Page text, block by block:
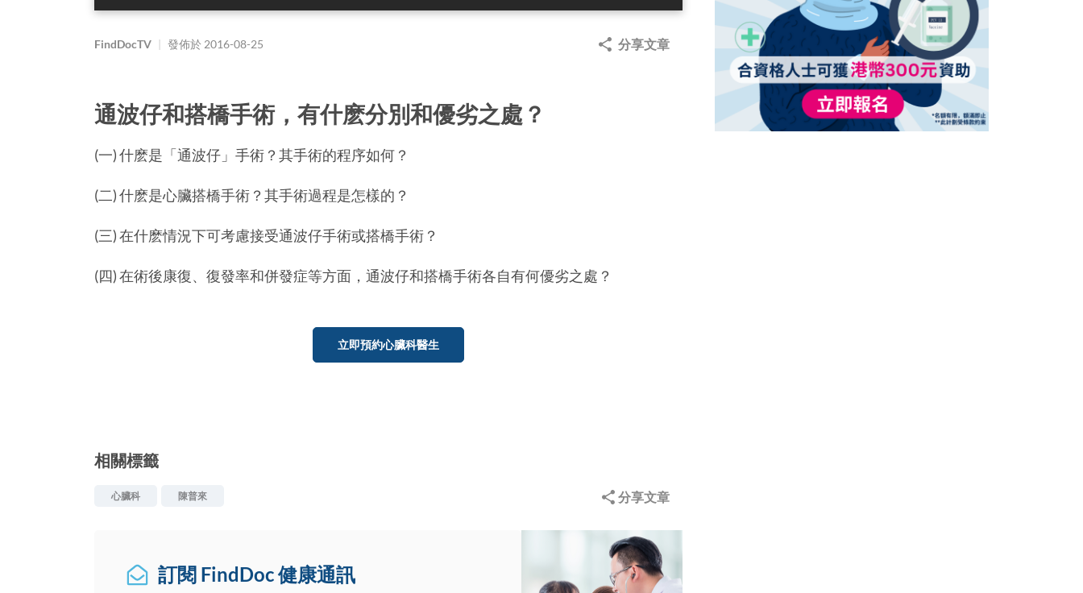
FindDocTV | 發佈於 2016-08-25 分享文章
通波仔和搭橋手術，有什麽分別和優劣之處？
(一) 什麽是「通波仔」手術？其手術的程序如何？
(二) 什麽是心臟搭橋手術？其手術過程是怎樣的？
(三) 在什麽情況下可考慮接受通波仔手術或搭橋手術？
(四) 在術後康復、復發率和併發症等方面，通波仔和搭橋手術各自有何優劣之處？
立即預約心臟科醫生
相關標籤
心臟科 陳普來 分享文章
訂閱 FindDoc 健康通訊